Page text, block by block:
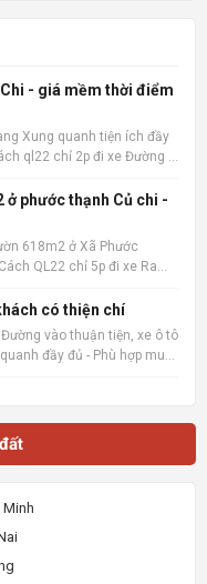
- giá mềm thời điểm
Xung quanh tiện ích đầy
ql22 chỉ 2p đi xe Đường ô
đất uy tín 🔗
ở phước thạnh Củ chi -
618m2 ở Xã Phước
QL22 chỉ 5p đi xe Ra
Sàn rao vặt
có thiện chí
vào thuận tiện, xe ô tô
đầy đủ - Phù hợp mua
Minh